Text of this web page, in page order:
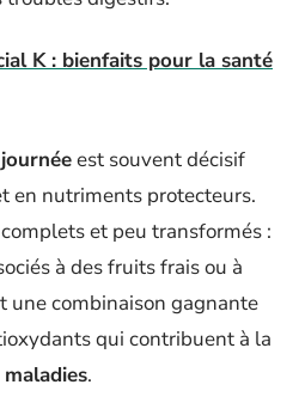
K : bienfaits pour la santé
est souvent décisif
en nutriments protecteurs.
et peu transformés :
à des fruits frais ou à
une combinaison gagnante
qui contribuent à la
.